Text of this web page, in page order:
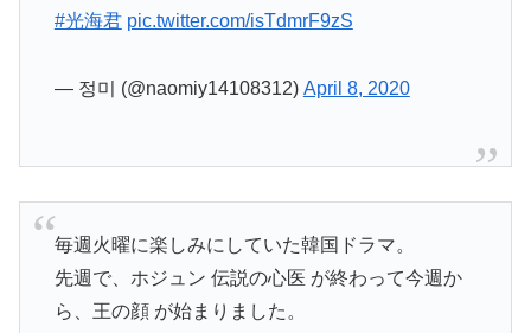
#光海君 pic.twitter.com/isTdmrF9zS
— 정미 (@naomiy14108312) April 8, 2020
毎週火曜に楽しみにしていた韓国ドラマ。
先週で、ホジュン 伝説の心医 が終わって今週か
ら、王の顔 が始まりました。